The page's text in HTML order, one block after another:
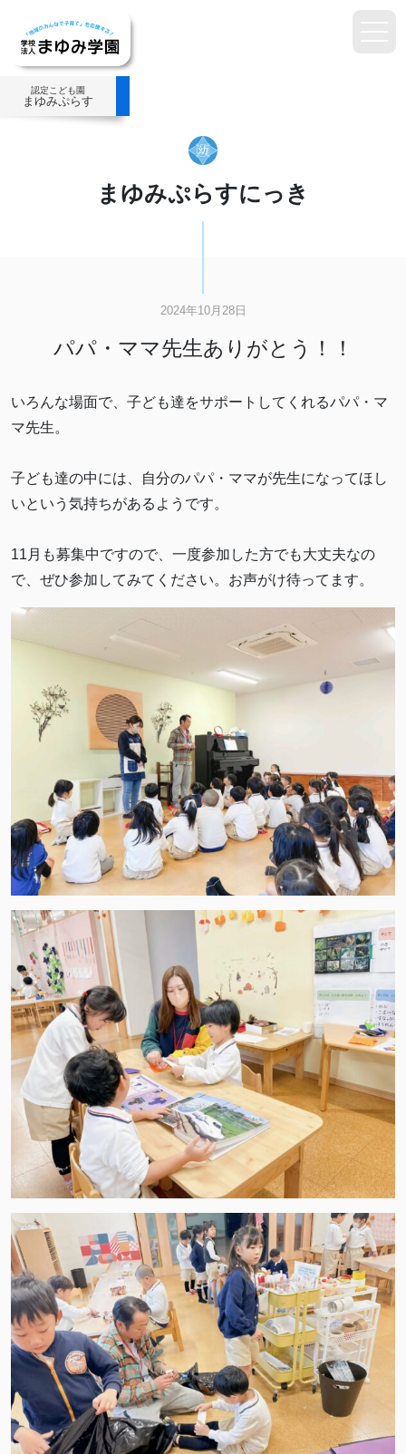
認定こども園
まゆみぷらす
まゆみぷらすにっき
2024年10月28日
パパ・ママ先生ありがとう！！
いろんな場面で、子ども達をサポートしてくれるパパ・マ
マ先生。
子ども達の中には、自分のパパ・ママが先生になってほし
いという気持ちがあるようです。
11月も募集中ですので、一度参加した方でも大丈夫なの
で、ぜひ参加してみてください。お声がけ待ってます。